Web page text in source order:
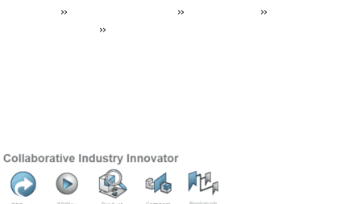
» » »
»